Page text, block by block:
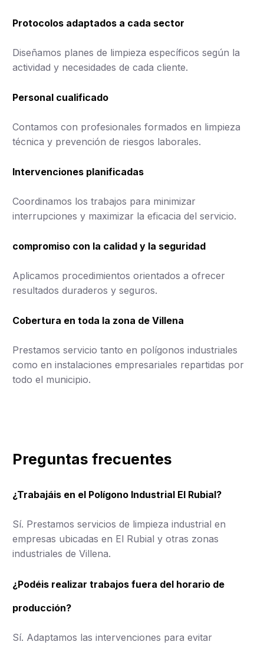
Protocolos adaptados a cada sector
Diseñamos planes de limpieza específicos según la
actividad y necesidades de cada cliente.
Personal cualificado
Contamos con profesionales formados en limpieza
técnica y prevención de riesgos laborales.
Intervenciones planificadas
Coordinamos los trabajos para minimizar
interrupciones y maximizar la eficacia del servicio.
compromiso con la calidad y la seguridad
Aplicamos procedimientos orientados a ofrecer
resultados duraderos y seguros.
Cobertura en toda la zona de Villena
Prestamos servicio tanto en polígonos industriales
como en instalaciones empresariales repartidas por
todo el municipio.
Preguntas frecuentes
¿Trabajáis en el Polígono Industrial El Rubial?
Sí. Prestamos servicios de limpieza industrial en
empresas ubicadas en El Rubial y otras zonas
industriales de Villena.
¿Podéis realizar trabajos fuera del horario de
producción?
Sí. Adaptamos las intervenciones para evitar